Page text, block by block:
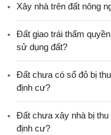
Xây nhà trên đất nông
Đất giao trái thẩm
sử dụng đất?
Đất chưa có sổ đỏ bị
định cư?
Đất chưa xây nhà bị
định cư?